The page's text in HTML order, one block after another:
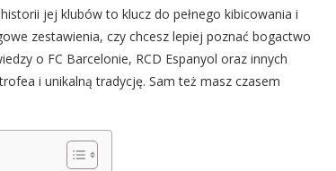
jej klubów to klucz do pełnego kibicowania i
zestawienia, czy chcesz lepiej poznać bogactwo
o FC Barcelonie, RCD Espanyol oraz innych
i unikalną tradycję. Sam też masz czasem